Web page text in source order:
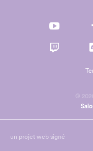
©
un projet web signé